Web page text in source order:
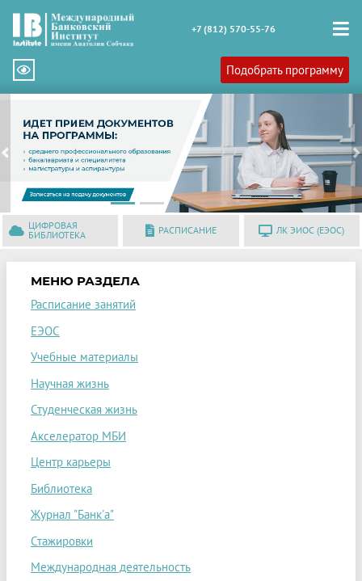
+7 (812) 570-55-76
Подобрать программу
Previous
ЦИФРОВАЯ
БИБЛИОТЕКА
РАСПИСАНИЕ ЛК ЭИОС (ЕЭОС)
МЕНЮ РАЗДЕЛА
Расписание занятий
ЕЭОС
Учебные материалы
Научная жизнь
Студенческая жизнь
Акселератор МБИ
Центр карьеры
Библиотека
Журнал "Банк'а"
Стажировки
Международная деятельность